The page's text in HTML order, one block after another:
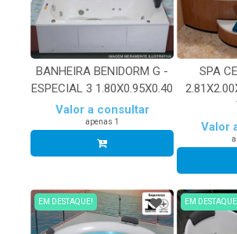
BANHEIRA BENIDORM G -
ESPECIAL 3 1.80X0.95X0.40
Valor a consultar
apenas 1
SPA
Valor
EM DESTAQUE! EM